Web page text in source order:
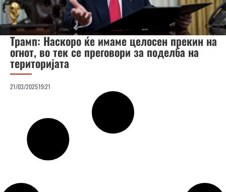
Трамп: Наскоро ќе имаме целосен прекин на
огнот, во тек се преговори за поделба на
територијата
21/03/202519:21